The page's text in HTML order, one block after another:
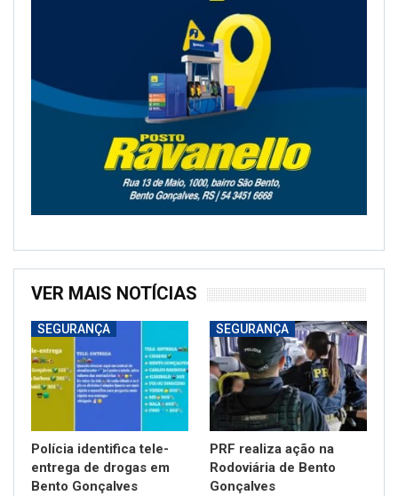
VER MAIS NOTÍCIAS
SEGURANÇA
Polícia identifica tele-
entrega de drogas em
Bento Gonçalves
SEGURANÇA
PRF realiza ação na
Rodoviária de Bento
Gonçalves